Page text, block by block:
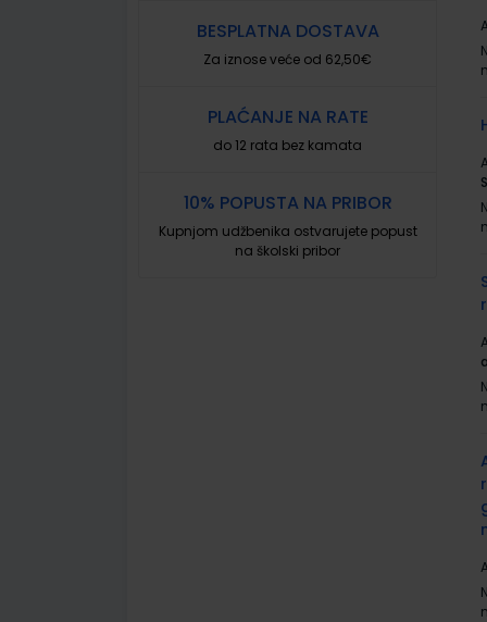
BESPLATNA DOSTAVA
Za iznose veće od 62,50€
PLAĆANJE NA RATE
do 12 rata bez kamata
10% POPUSTA NA PRIBOR
Kupnjom udžbenika ostvarujete popust
na školski pribor